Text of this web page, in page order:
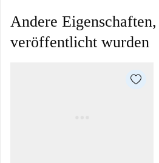
Andere
veröffentlicht wurden